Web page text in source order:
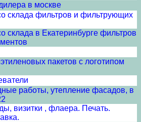
в москве
склада фильтров и фильтрующих
склада в Екатеринбурге фильтров
пакетов с логотипом
работы, утепление фасадов, в
визитки , флаера. Печать.